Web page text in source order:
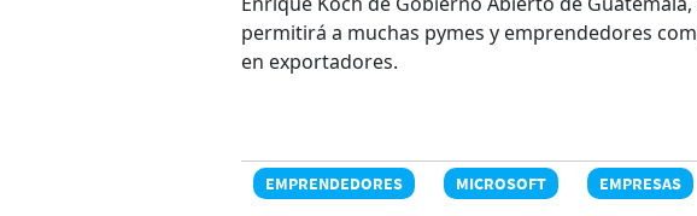
permitirá a muchas pymes y emprendedores
en exportadores.
EMPRENDEDORES MICROSOFT EMPRESAS